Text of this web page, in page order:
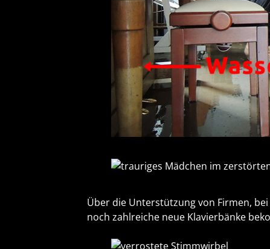
Über die Unterstützung von Firmen,
noch zahlreiche neue Klavierbänke